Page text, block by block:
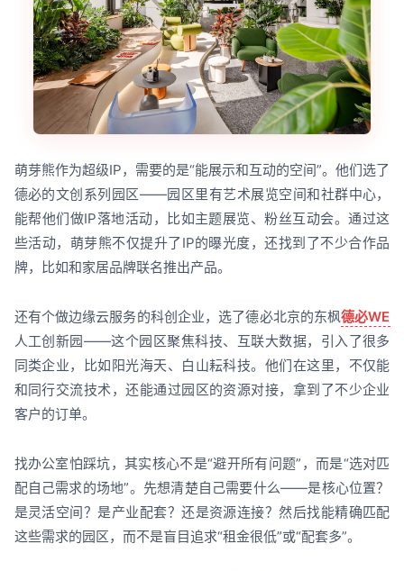
萌芽熊作为超级IP，需要的是“能展示和互动的空间”。他们选了
德必的文创系列园区——园区里有艺术展览空间和社群中心，
能帮他们做IP落地活动，比如主题展览、粉丝互动会。通过这
些活动，萌芽熊不仅提升了IP的曝光度，还找到了不少合作品
牌，比如和家居品牌联名推出产品。
还有个做边缘云服务的科创企业，选了德必北京的东枫德必WE
人工创新园——这个园区聚焦科技、互联大数据，引入了很多
同类企业，比如阳光海天、白山耘科技。他们在这里，不仅能
和同行交流技术，还能通过园区的资源对接，拿到了不少企业
客户的订单。
找办公室怕踩坑，其实核心不是“避开所有问题”，而是“选对匹
配自己需求的场地”。先想清楚自己需要什么——是核心位置？
是灵活空间？是产业配套？还是资源连接？然后找能精确匹配
这些需求的园区，而不是盲目追求“租金很低”或“配套多”。